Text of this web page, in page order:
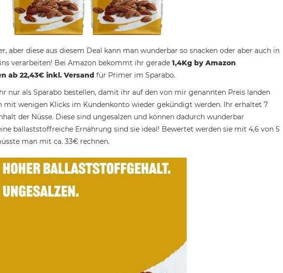
aber diese aus diesem Deal kann man wunderbar so snacken oder aber auch in
verarbeiten! Bei Amazon bekommt ihr gerade 1,4Kg by Amazon
ab 22,43€ inkl. Versand für Primer im Sparabo.
nur als Sparabo bestellen, damit ihr auf den von mir genannten Preis landen
mit wenigen Klicks im Kundenkonto wieder gekündigt werden. Ihr erhaltet 7
der Nüsse. Diese sind ungesalzen und können dadurch wunderbar
ballaststoffreiche Ernährung sind sie ideal! Bewertet werden sie mit 4,6 von 5
man mit ca. 33€ rechnen.